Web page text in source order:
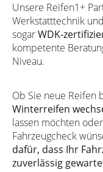
Unsere Reifen1+
Werkstatttechnik
sogarWDK-
kompetente
Niveau.
Ob Sie neue Reifen
Winterreifen
lassen möchten
Fahrzeugcheck
dafür, dass Ihr
zuverlässig